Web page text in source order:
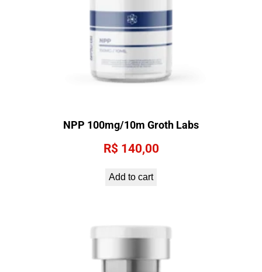
NPP 100mg/10m Groth Labs
R$ 140,00
Add to cart